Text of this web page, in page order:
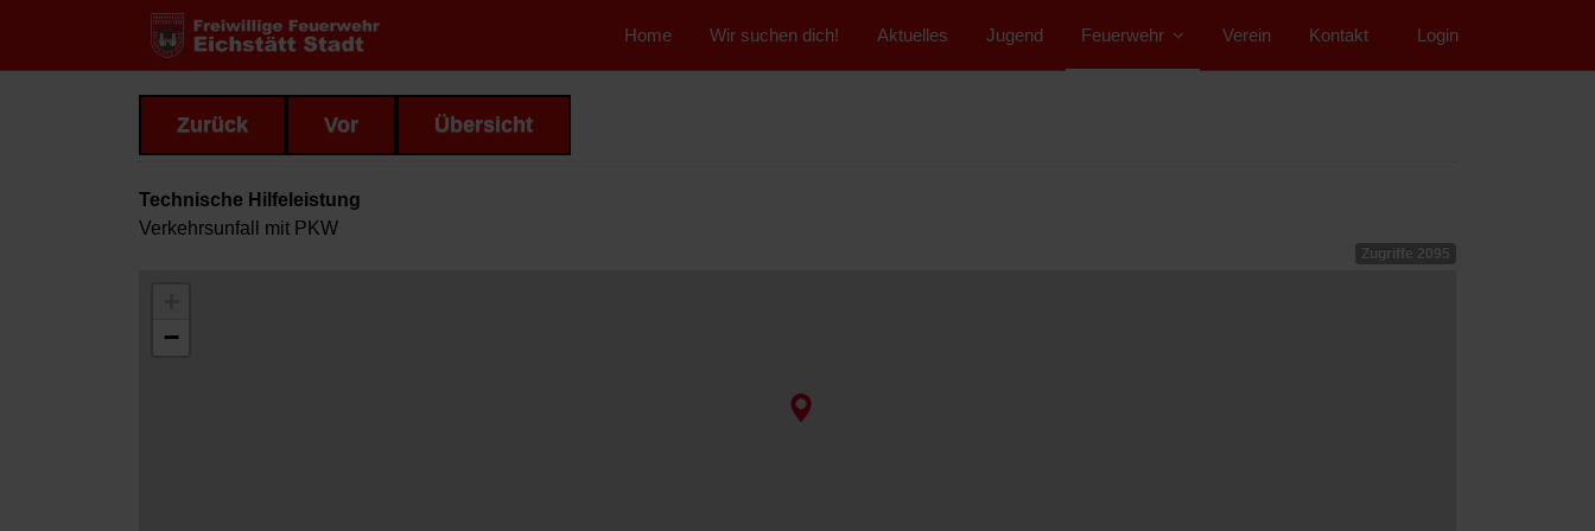
Home Wir suchen dich! Aktuelles Jugend Feuerwehr Verein Kontakt Login
Zurück Vor Übersicht
Technische Hilfeleistung
Verkehrsunfall mit PKW
Zugriffe 2095
−